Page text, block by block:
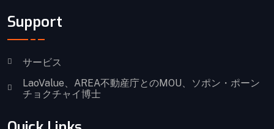
Support
サービス
LaoValue、AREA不動産庁とのMOU、ソポン・ポーン
チョクチャイ博士